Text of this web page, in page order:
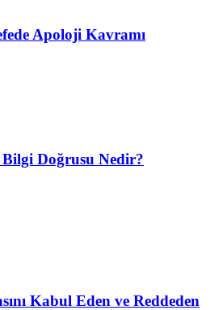
Apoloji Kavramı
Doğrusu Nedir?
Kabul Eden ve Reddeden